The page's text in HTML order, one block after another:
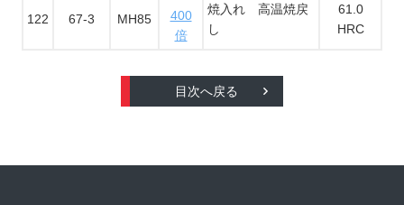
122 67-3 MH85
400
倍
焼入れ 高温焼戻
し
61.0
HRC
目次へ戻る